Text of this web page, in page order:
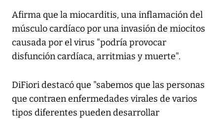
Afirma que la miocarditis, una inflamación del
músculo cardíaco por una invasión de miocitos
causada por el virus "podría provocar
disfunción cardíaca, arritmias y muerte".
DiFiori destacó que "sabemos que las personas
que contraen enfermedades virales de varios
tipos diferentes pueden desarrollar